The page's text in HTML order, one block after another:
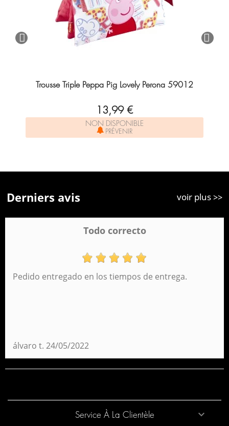
Trousse Triple Peppa Pig Lovely Perona 59012
13,99 €
NON DISPONIBLE
PRÉVENIR
Derniers avis voir plus >>
Todo correcto
Pedido entregado en los tiempos de entrega.
álvaro t. 24/05/2022
Service À La Clientèle 